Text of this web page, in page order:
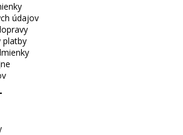
údajov
platby